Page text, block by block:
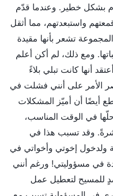
بشكل خطير. وعندما قدّم
واستبعدتهم، مما أثقل
تشعر بأنها مقيدة
ومع ذلك، لم أكن أعلم
أنها كانت تبلي بلاءً
الأمر على أنني فشلت في
أيضًا أن أميّز المشكلات
في الوقت المناسب،
وقد تسبب هذا في
ولدخول إخوتي وأخواتي في
في مسؤوليتي! ورغم أنني
للمسيح لتعطيل عمل